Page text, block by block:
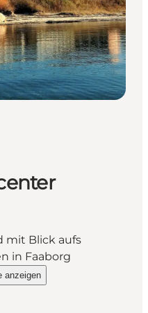
mit Blick aufs
in Faaborg
Klinten"
anzeigen
Feriecenter Klinten on_map